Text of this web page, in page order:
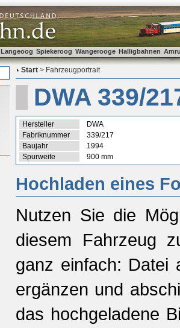
Langeoog Spiekeroog Wangerooge Halligbahnen
Start > Fahrzeugportrait
DWA 339/
Hersteller
DWA
Fabriknummer
339/217
Baujahr
1994
Spurweite
900 mm
Hochladen eines
Nutzen Sie die
diesem Fahrzeug
ganz einfach: Datei
ergänzen und
das hochgeladene